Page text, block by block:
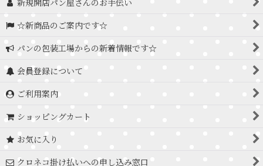
新規開店パン屋さんのお手伝い
☆新商品のご案内です☆
パンの包装工場からの新着情報です☆
会員登録について
ご利用案内
ショッピングカート
お気に入り
クロネコ掛け払いへの申し込み窓口